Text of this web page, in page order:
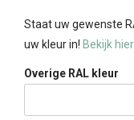
Staat uw gewenste
uw kleur in! Bekijk
Overige RAL kleur